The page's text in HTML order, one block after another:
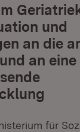
und
an die
an eine
für